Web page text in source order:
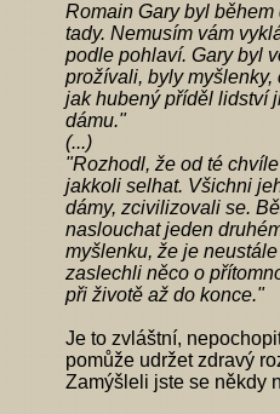
Romain Gary byl
tady. Nemusím vám
podle pohlaví. Gary byl
prožívali, byly
jak hubený příděl lidství
dámu."
(...)
"Rozhodl, že od té
jakkoli selhat. Všichni
dámy, zcivilizovali se.
naslouchat jeden
myšlenku, že je
zaslechli něco o
při životě až do konce."
Je to zvláštní,
pomůže udržet zdravý
Zamýšleli jste se někdy